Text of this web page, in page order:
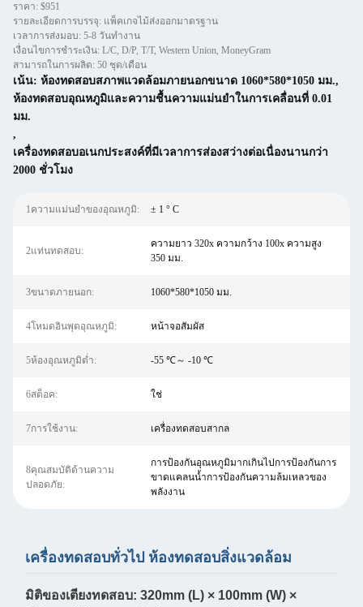
ราคา: $951
รายละเอียดการบรรจุ: แพ็คเกจไม้ส่งออกมาตรฐาน
เวลาการส่งมอบ: 5-8 วันทำงาน
เงื่อนไขการชำระเงิน: L/C, D/P, T/T, Western Union, MoneyGram
สามารถในการผลิต: 50 ชุด/เดือน
เน้น: ห้องทดสอบสภาพแวดล้อมภายนอกขนาด 1060*580*1050 มม.,
ห้องทดสอบอุณหภูมิและความชื้นความแม่นยำในการเคลื่อนที่ 0.01
มม.
,
เครื่องทดสอบอเนกประสงค์ที่มีเวลาการส่องสว่างต่อเนื่องนานกว่า
2000 ชั่วโมง
1ความแม่นยำของอุณหภูมิ: ± 1 ° C
2แท่นทดสอบ:
ความยาว 320x ความกว้าง 100x ความสูง
350 มม.
3ขนาดภายนอก: 1060*580*1050 มม.
4โหมดอินพุตอุณหภูมิ: หน้าจอสัมผัส
5ห้องอุณหภูมิต่ำ: -55 ℃～ -10 ℃
6สต็อค: ใช่
7การใช้งาน: เครื่องทดสอบสากล
8คุณสมบัติด้านความ
ปลอดภัย:
การป้องกันอุณหภูมิมากเกินไปการป้องกันการ
ขาดแคลนน้ำการป้องกันความล้มเหลวของ
พลังงาน
เครื่องทดสอบทั่วไป ห้องทดสอบสิ่งแวดล้อม
มิติของเตียงทดสอบ: 320mm (L) × 100mm (W) ×